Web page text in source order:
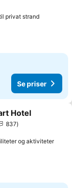
privat strandSe priser
Se priser
Hotel
837
og aktiviteterSe